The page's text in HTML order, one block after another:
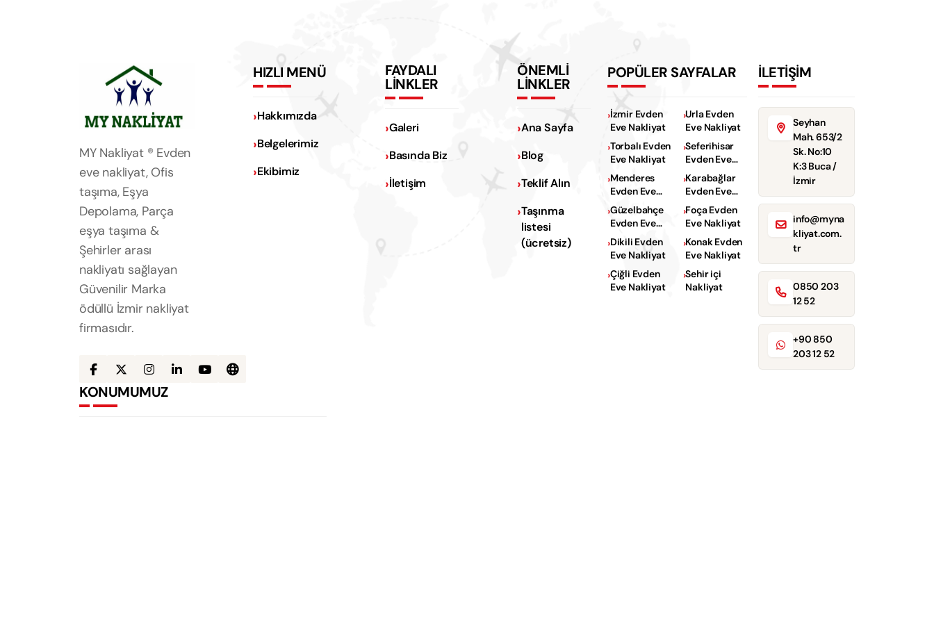
MY Nakliyat ® Evden
eve nakliyat, Ofis
taşıma, Eşya
Depolama, Parça
eşya taşıma &
Şehirler arası
nakliyatı sağlayan
Güvenilir Marka
ödüllü İzmir nakliyat
firmasıdır.
HIZLI MENÜ
Hakkımızda
Belgelerimiz
Ekibimiz
FAYDALI
LİNKLER
Galeri
Basında Biz
İletişim
ÖNEMLİ
LİNKLER
Ana Sayfa
Blog
Teklif Alın
Taşınma
listesi
(ücretsiz)
POPÜLER SAYFALAR
İzmir Evden
Eve Nakliyat
Urla Evden
Eve Nakliyat
Torbalı Evden
Eve Nakliyat
Seferihisar
Evden Eve
Nakliyat
Menderes
Evden Eve
Nakliyat
Karabağlar
Evden Eve
Nakliyat
Güzelbahçe
Evden Eve
Nakliyat
Foça Evden
Eve Nakliyat
Dikili Evden
Eve Nakliyat
Konak Evden
Eve Nakliyat
Çiğli Evden
Eve Nakliyat
Sehir içi
Nakliyat
İLETİŞİM
Seyhan
Mah. 653/2
Sk. No:10
K:3 Buca /
İzmir
info@myna
kliyat.com.
tr
0850 203
12 52
+90 850
203 12 52
KONUMUMUZ